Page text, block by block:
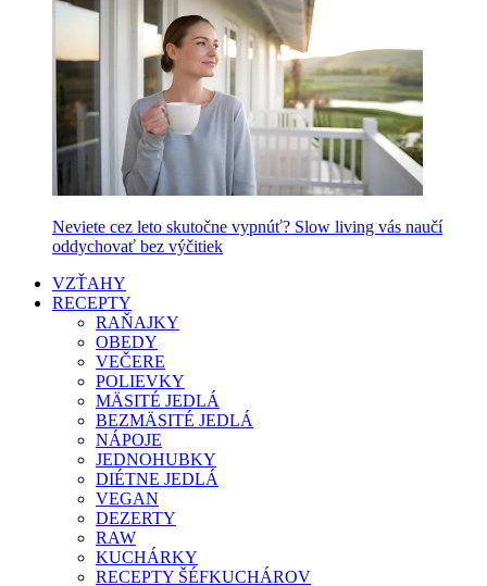
Neviete cez leto skutočne vypnúť? Slow living vás naučí
oddychovať bez výčitiek
VZŤAHY
RECEPTY
RAŇAJKY
OBEDY
VEČERE
POLIEVKY
MÄSITÉ JEDLÁ
BEZMÄSITÉ JEDLÁ
NÁPOJE
JEDNOHUBKY
DIÉTNE JEDLÁ
VEGAN
DEZERTY
RAW
KUCHÁRKY
RECEPTY ŠÉFKUCHÁROV